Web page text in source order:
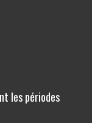
les périodes